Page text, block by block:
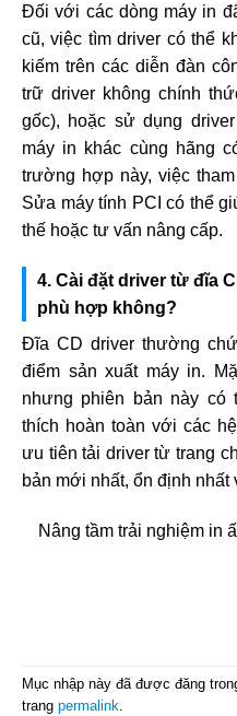
Đối với các dòng máy in
cũ, việc tìm driver có thể
kiếm trên các diễn đàn
trữ driver không chính
gốc), hoặc sử dụng
máy in khác cùng hãng
trường hợp này, việc
Sửa máy tính PCI có thể
thế hoặc tư vấn nâng cấp.
4. Cài đặt driver từ đĩa
phù hợp không?
Đĩa CD driver thường
điểm sản xuất máy in.
nhưng phiên bản này có
thích hoàn toàn với các
ưu tiên tải driver từ trang
bản mới nhất, ổn định nhất
Nâng tầm trải nghiệm in
Mục nhập này đã được đăng
trang permalink.